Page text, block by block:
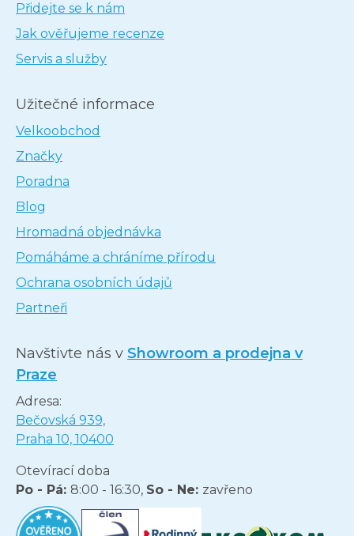
Přidejte se k nám
Jak ověřujeme recenze
Servis a služby
Užitečné informace
Velkoobchod
Značky
Poradna
Blog
Hromadná objednávka
Pomáháme a chráníme přírodu
Ochrana osobních údajů
Partneři
Navštivte nás v Showroom a prodejna v
Praze
Adresa:
Bečovská 939,
Praha 10, 10400
Otevírací doba
Po - Pá: 8:00 - 16:30, So - Ne: zavřeno